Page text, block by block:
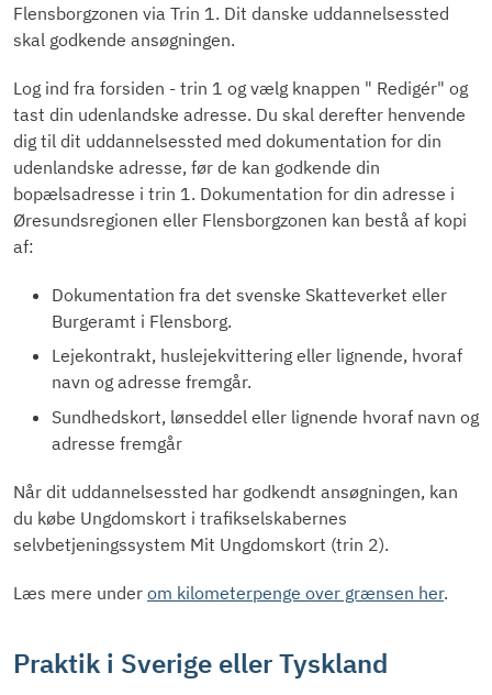
Flensborgzonen via Trin 1. Dit danske uddannelsessted
skal godkende ansøgningen.
Log ind fra forsiden - trin 1 og vælg knappen " Redigér" og
tast din udenlandske adresse. Du skal derefter henvende
dig til dit uddannelsessted med dokumentation for din
udenlandske adresse, før de kan godkende din
bopælsadresse i trin 1. Dokumentation for din adresse i
Øresundsregionen eller Flensborgzonen kan bestå af kopi
af:
Dokumentation fra det svenske Skatteverket eller
Burgeramt i Flensborg.
Lejekontrakt, huslejekvittering eller lignende, hvoraf
navn og adresse fremgår.
Sundhedskort, lønseddel eller lignende hvoraf navn og
adresse fremgår
Når dit uddannelsessted har godkendt ansøgningen, kan
du købe Ungdomskort i trafikselskabernes
selvbetjeningssystem Mit Ungdomskort (trin 2).
Læs mere under om kilometerpenge over grænsen her.
Praktik i Sverige eller Tyskland